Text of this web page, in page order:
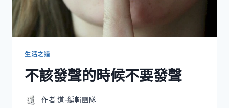
生活之道
不該發聲的時候不要發聲
作者 道-編輯團隊